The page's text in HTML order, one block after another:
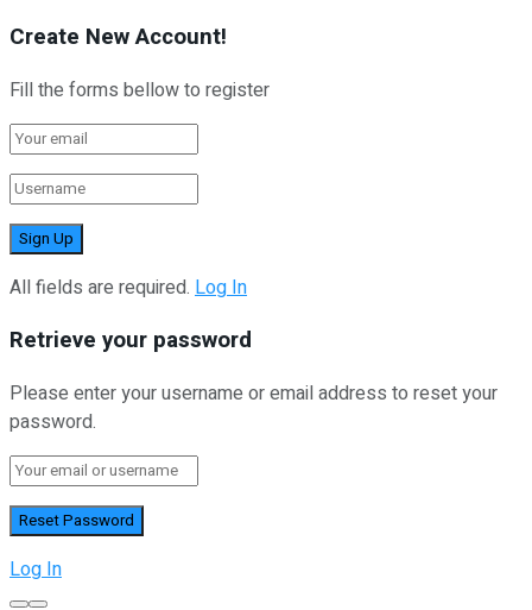
Create New Account!
Fill the forms bellow to register
All fields are required. Log In
Retrieve your password
Please enter your username or email address to reset your
password.
Log In